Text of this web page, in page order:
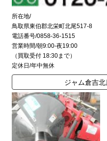
所在地/
鳥取県東伯郡北栄町北尾517-8
電話番号/0858-36-1515
営業時間/朝9:00-夜19:00
（買取受付 18:30まで）
定休日/年中無休
ジャム倉吉